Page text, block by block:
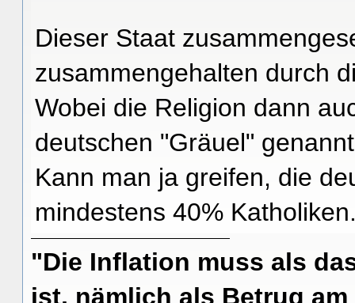
Dieser Staat
zusammengehalten durch
Wobei die Religion dann
deutschen "Gräuel"
Kann man ja greifen, die
mindestens 40%
"Die Inflation muss als
ist, nämlich als Betrug